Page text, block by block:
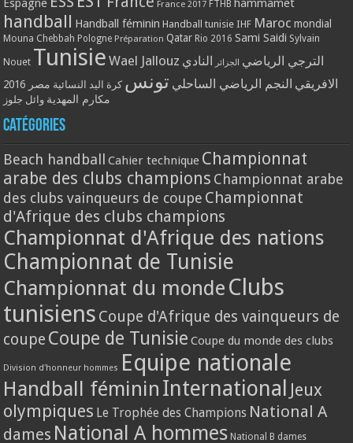
Espagne France 2017 FTHB hammamet
handball Handball féminin Handball tunisie IHF Maroc mondial
Mouna Chebbah Pologne Préparation Qatar Rio 2016 Sami Saidi Sylvain
Nouet Tunisie Wael Jallouz الترجي الرياضي الجزائر النادي
الافريقي النجم الرياضي الساحلي تونس كرة اليد النسائية مصر 2016
مكارم المهدية وائل جلوز
Catégories
Beach handball Cahier technique Championnat
arabe des clubs champions Championnat arabe
des clubs vainqueurs de coupe Championnat
d'Afrique des clubs champions
Championnat d'Afrique des nations
Championnat de Tunisie
Championnat du monde Clubs
tunisiens Coupe d'Afrique des vainqueurs de
coupe Coupe de Tunisie Coupe du monde des clubs
Division d'honneur hommes Equipe nationale
Handball féminin International Jeux
olympiques Le Trophée des Champions National A
dames National A hommes National B dames